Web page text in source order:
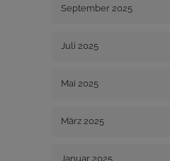
September 2025
Juli 2025
Mai 2025
März 2025
Januar 2025